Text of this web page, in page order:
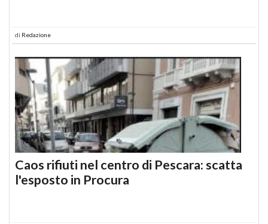
di Redazione
Caos rifiuti nel centro di Pescara: scatta
l'esposto in Procura